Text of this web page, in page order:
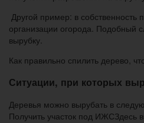
Другой пример: в
организации огорода. Подобный
вырубку.
Как правильно спилить дерево,
Ситуации, при которых
Деревья можно вырубать в
Получить участок под ИЖСЗдесь